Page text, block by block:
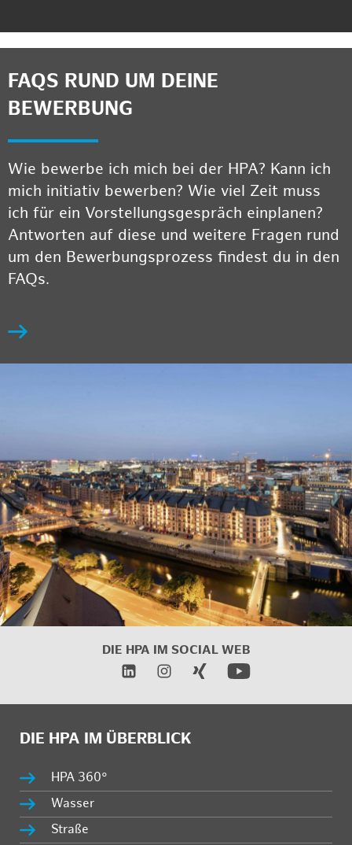
FAQS RUND UM DEINE
BEWERBUNG
Wie bewerbe ich mich bei der HPA? Kann ich
mich initiativ bewerben? Wie viel Zeit muss
ich für ein Vorstellungsgespräch einplanen?
Antworten auf diese und weitere Fragen rund
um den Bewerbungsprozess findest du in den
FAQs.
DIE HPA IM SOCIAL WEB
DIE HPA IM ÜBERBLICK
HPA 360°
Wasser
Straße